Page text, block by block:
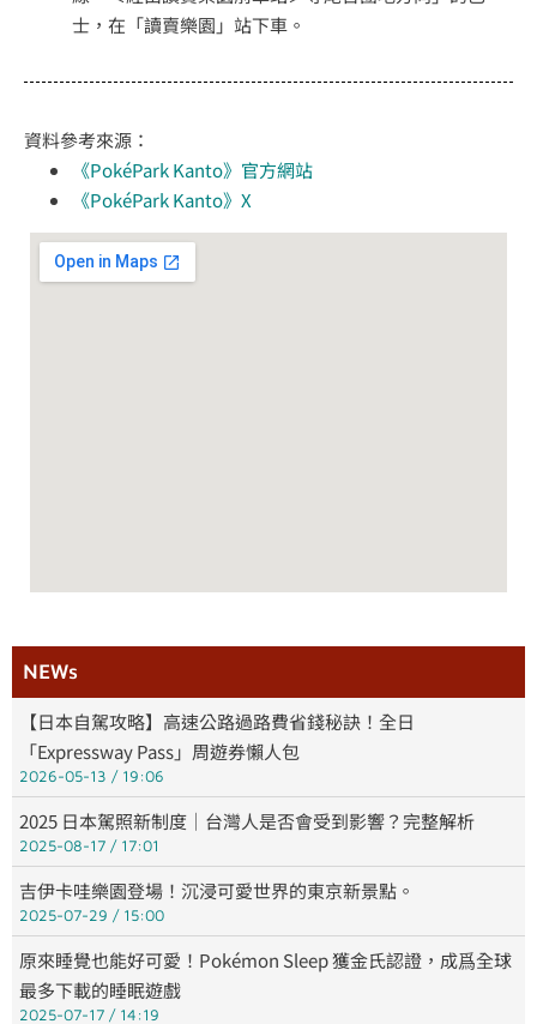
士，在「讀賣樂園」站下車。
資料參考來源：
《PokéPark Kanto》官方網站
《PokéPark Kanto》X
NEWs
【日本自駕攻略】高速公路過路費省錢秘訣！全日
「Expressway Pass」周遊券懶人包
2026-05-13 19:06
2025 日本駕照新制度｜台灣人是否會受到影響？完整解析
2025-08-17 17:01
吉伊卡哇樂園登場！沉浸可愛世界的東京新景點。
2025-07-29 15:00
原來睡覺也能好可愛！Pokémon Sleep 獲金氏認證，成爲全球
最多下載的睡眠遊戲
2025-07-17 14:19